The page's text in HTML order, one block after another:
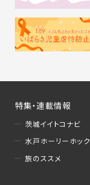
特集・連載情報
茨城イイトコナビ
水戸ホーリーホック
旅のススメ